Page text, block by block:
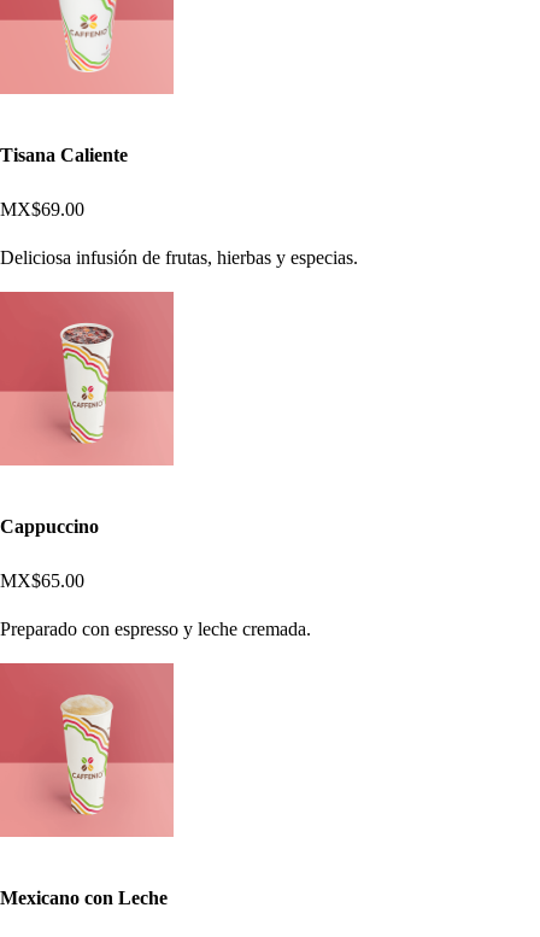
Tisana Caliente
MX$69.00
Deliciosa infusión de frutas, hierbas y especias.
Cappuccino
MX$65.00
Preparado con espresso y leche cremada.
Mexicano con Leche